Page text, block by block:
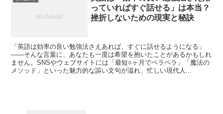
っていればすぐ話せる」は本当？
挫折しないための現実と秘訣
「英語は効率の良い勉強法さえあれば、すぐに話せるようになる」
――そんな言葉に、あなたも一度は希望を抱いたことがあるかもしれ
ません。SNSやウェブサイトには「最短○ヶ月でペラペラ」「魔法の
メソッド」といった魅力的な謳い文句が溢れ、忙しい現代人...